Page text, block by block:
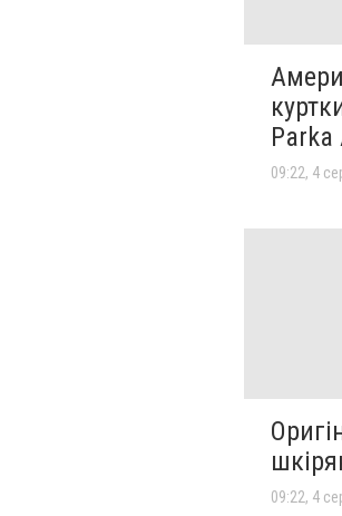
09:22, 4
09:22, 4